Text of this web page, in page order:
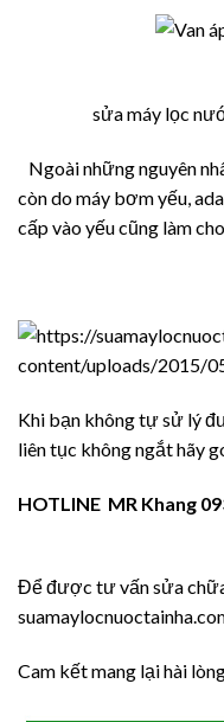
sửa máy lọc
Ngoài những nguyên
còn do máy bơm yếu,
cấp vào yếu cũng làm
Khi bạn không tự sử lý
liên tục không ngắt hãy
HOTLINE MR Khang
Để được tư vấn sửa
Cam kết mang lại hài